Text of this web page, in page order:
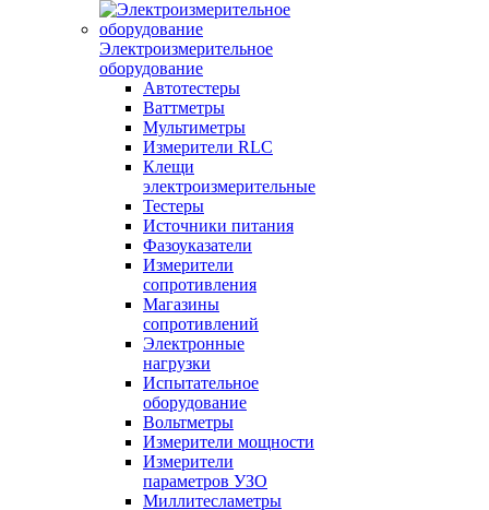
Электроизмерительное
оборудование
Автотестеры
Ваттметры
Мультиметры
Измерители RLC
Клещи
электроизмерительные
Тестеры
Источники питания
Фазоуказатели
Измерители
сопротивления
Магазины
сопротивлений
Электронные
нагрузки
Испытательное
оборудование
Вольтметры
Измерители мощности
Измерители
параметров УЗО
Миллитесламетры